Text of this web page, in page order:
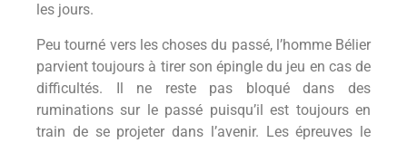
les jours.
Peu tourné vers les choses du passé, l’homme Bélier
parvient toujours à tirer son épingle du jeu en cas de
difficultés. Il ne reste pas bloqué dans des
ruminations sur le passé puisqu’il est toujours en
train de se projeter dans l’avenir. Les épreuves le